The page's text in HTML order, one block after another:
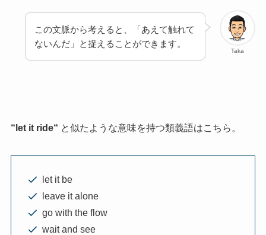
Taka
この文脈から考えると、「あえて触れて
ないんだ」と捉えることができます。
“ let it ride“ と似たような意味を持つ類義語はこちら。
let it be
leave it alone
go with the flow
wait and see